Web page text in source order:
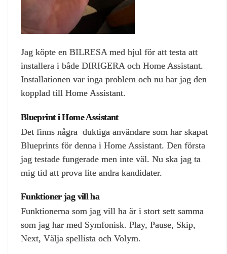
Jag köpte en BILRESA med hjul för att testa att
installera i både DIRIGERA och Home Assistant.
Installationen var inga problem och nu har jag den
kopplad till Home Assistant.
Blueprint i Home Assistant
Det finns några duktiga användare som har skapat
Blueprints för denna i Home Assistant. Den första
jag testade fungerade men inte väl. Nu ska jag ta
mig tid att prova lite andra kandidater.
Funktioner jag vill ha
Funktionerna som jag vill ha är i stort sett samma
som jag har med Symfonisk. Play, Pause, Skip,
Next, Välja spellista och Volym.